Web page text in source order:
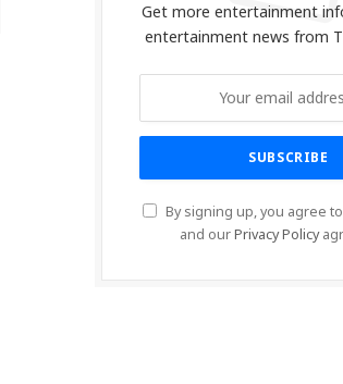
Get more entertainment
entertainment news from
By signing up, you agree
and ourPrivacy Policy